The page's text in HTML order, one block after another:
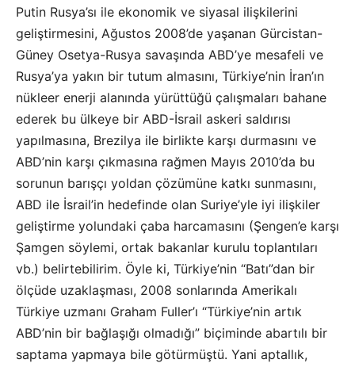
Putin Rusya’sı ile ekonomik ve siyasal ilişkilerini
geliştirmesini, Ağustos 2008’de yaşanan Gürcistan-
Güney Osetya-Rusya savaşında ABD’ye mesafeli ve
Rusya’ya yakın bir tutum almasını, Türkiye’nin İran’ın
nükleer enerji alanında yürüttüğü çalışmaları bahane
ederek bu ülkeye bir ABD-İsrail askeri saldırısı
yapılmasına, Brezilya ile birlikte karşı durmasını ve
ABD’nin karşı çıkmasına rağmen Mayıs 2010’da bu
sorunun barışçı yoldan çözümüne katkı sunmasını,
ABD ile İsrail’in hedefinde olan Suriye’yle iyi ilişkiler
geliştirme yolundaki çaba harcamasını (Şengen’e karşı
Şamgen söylemi, ortak bakanlar kurulu toplantıları
vb.) belirtebilirim. Öyle ki, Türkiye’nin “Batı”dan bir
ölçüde uzaklaşması, 2008 sonlarında Amerikalı
Türkiye uzmanı Graham Fuller’ı “Türkiye’nin artık
ABD’nin bir bağlaşığı olmadığı” biçiminde abartılı bir
saptama yapmaya bile götürmüştü. Yani aptallık,